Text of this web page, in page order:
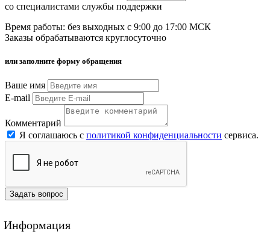
со специалистами службы поддержки
Время работы: без выходных с 9:00 до 17:00 МСК
Заказы обрабатываются круглосуточно
или заполните форму обращения
Ваше имя
E-mail
Комментарий
Я соглашаюсь с политикой конфиденциальности сервиса.
Задать вопрос
Информация